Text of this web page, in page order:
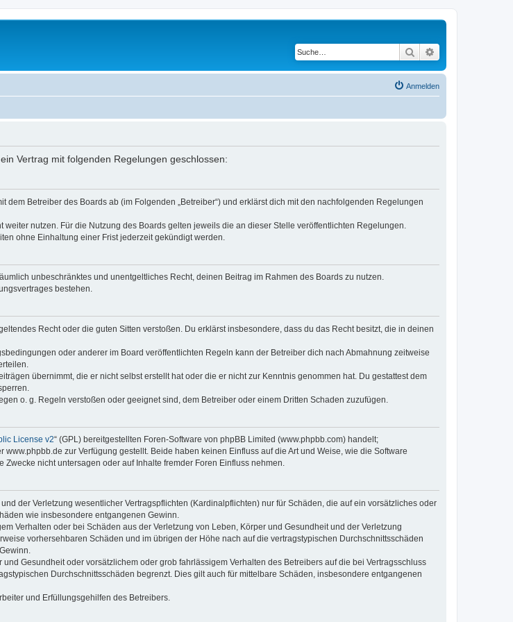
Suche
Anmelden
Vertrag mit folgenden Regelungen geschlossen:
dem Betreiber des Boards ab (im Folgenden „Betreiber“) und erklärst dich mit den nachfolgenden Regelungen
nutzen. Für die Nutzung des Boards gelten jeweils die an dieser Stelle veröffentlichten Regelungen.
ohne Einhaltung einer Frist jederzeit gekündigt werden.
unbeschränktes und unentgeltliches Recht, deinen Beitrag im Rahmen des Boards zu nutzen.
bestehen.
Recht oder die guten Sitten verstoßen. Du erklärst insbesondere, dass du das Recht besitzt, die in deinen
oder anderer im Board veröffentlichten Regeln kann der Betreiber dich nach Abmahnung zeitweise
übernimmt, die er nicht selbst erstellt hat oder die er nicht zur Kenntnis genommen hat. Du gestattest dem
o. g. Regeln verstoßen oder geeignet sind, dem Betreiber oder einem Dritten Schaden zuzufügen.
License v2“ (GPL) bereitgestellten Foren-Software von phpBB Limited (www.phpbb.com) handelt;
zur Verfügung gestellt. Beide haben keinen Einfluss auf die Art und Weise, wie die Software
nicht untersagen oder auf Inhalte fremder Foren Einfluss nehmen.
der Verletzung wesentlicher Vertragspflichten (Kardinalpflichten) nur für Schäden, die auf ein vorsätzliches oder
wie insbesondere entgangenen Gewinn.
Verhalten oder bei Schäden aus der Verletzung von Leben, Körper und Gesundheit und der Verletzung
vorhersehbaren Schäden und im übrigen der Höhe nach auf die vertragstypischen Durchschnittsschäden
Gesundheit oder vorsätzlichem oder grob fahrlässigem Verhalten des Betreibers auf die bei Vertragsschluss
Durchschnittsschäden begrenzt. Dies gilt auch für mittelbare Schäden, insbesondere entgangenen
und Erfüllungsgehilfen des Betreibers.